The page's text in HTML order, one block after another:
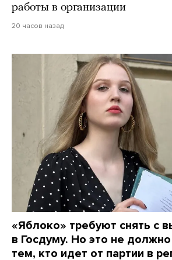
работы в организации
20 часов назад
«Яблоко» требуют снять с
в Госдуму. Но это не
тем, кто идет от партии в